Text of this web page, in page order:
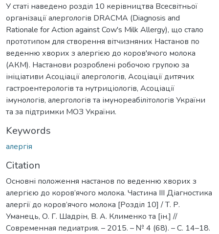
У статі наведено розділ 10 керівництва Всесвітньої
організації алергологів DRACMA (Diagnosis and
Rationale for Action against Cow's Milk Allergy), що стало
прототипом для створення вітчизняних Настанов по
веденню хворих з алергією до коров'ячого молока
(АКМ). Настанови розроблені робочою групою за
ініціативи Асоціації алергологів, Асоціації дитячих
гастроентерологів та нутриціологів, Асоціації
імунологів, алергологів та імунореабілітологів України
та за підтримки МОЗ України.
Keywords
алергія
Citation
Основні положення настанов по веденню хворих з
алергією до коров’ячого молока. Частина ІІІ Діагностика
алергії до коров’ячого молока [Розділ 10] / Т. Р.
Уманець, О. Г. Шадрін, В. А. Клименко та [ін.] //
Современная педиатрия. – 2015. – № 4 (68). – С. 14–18.